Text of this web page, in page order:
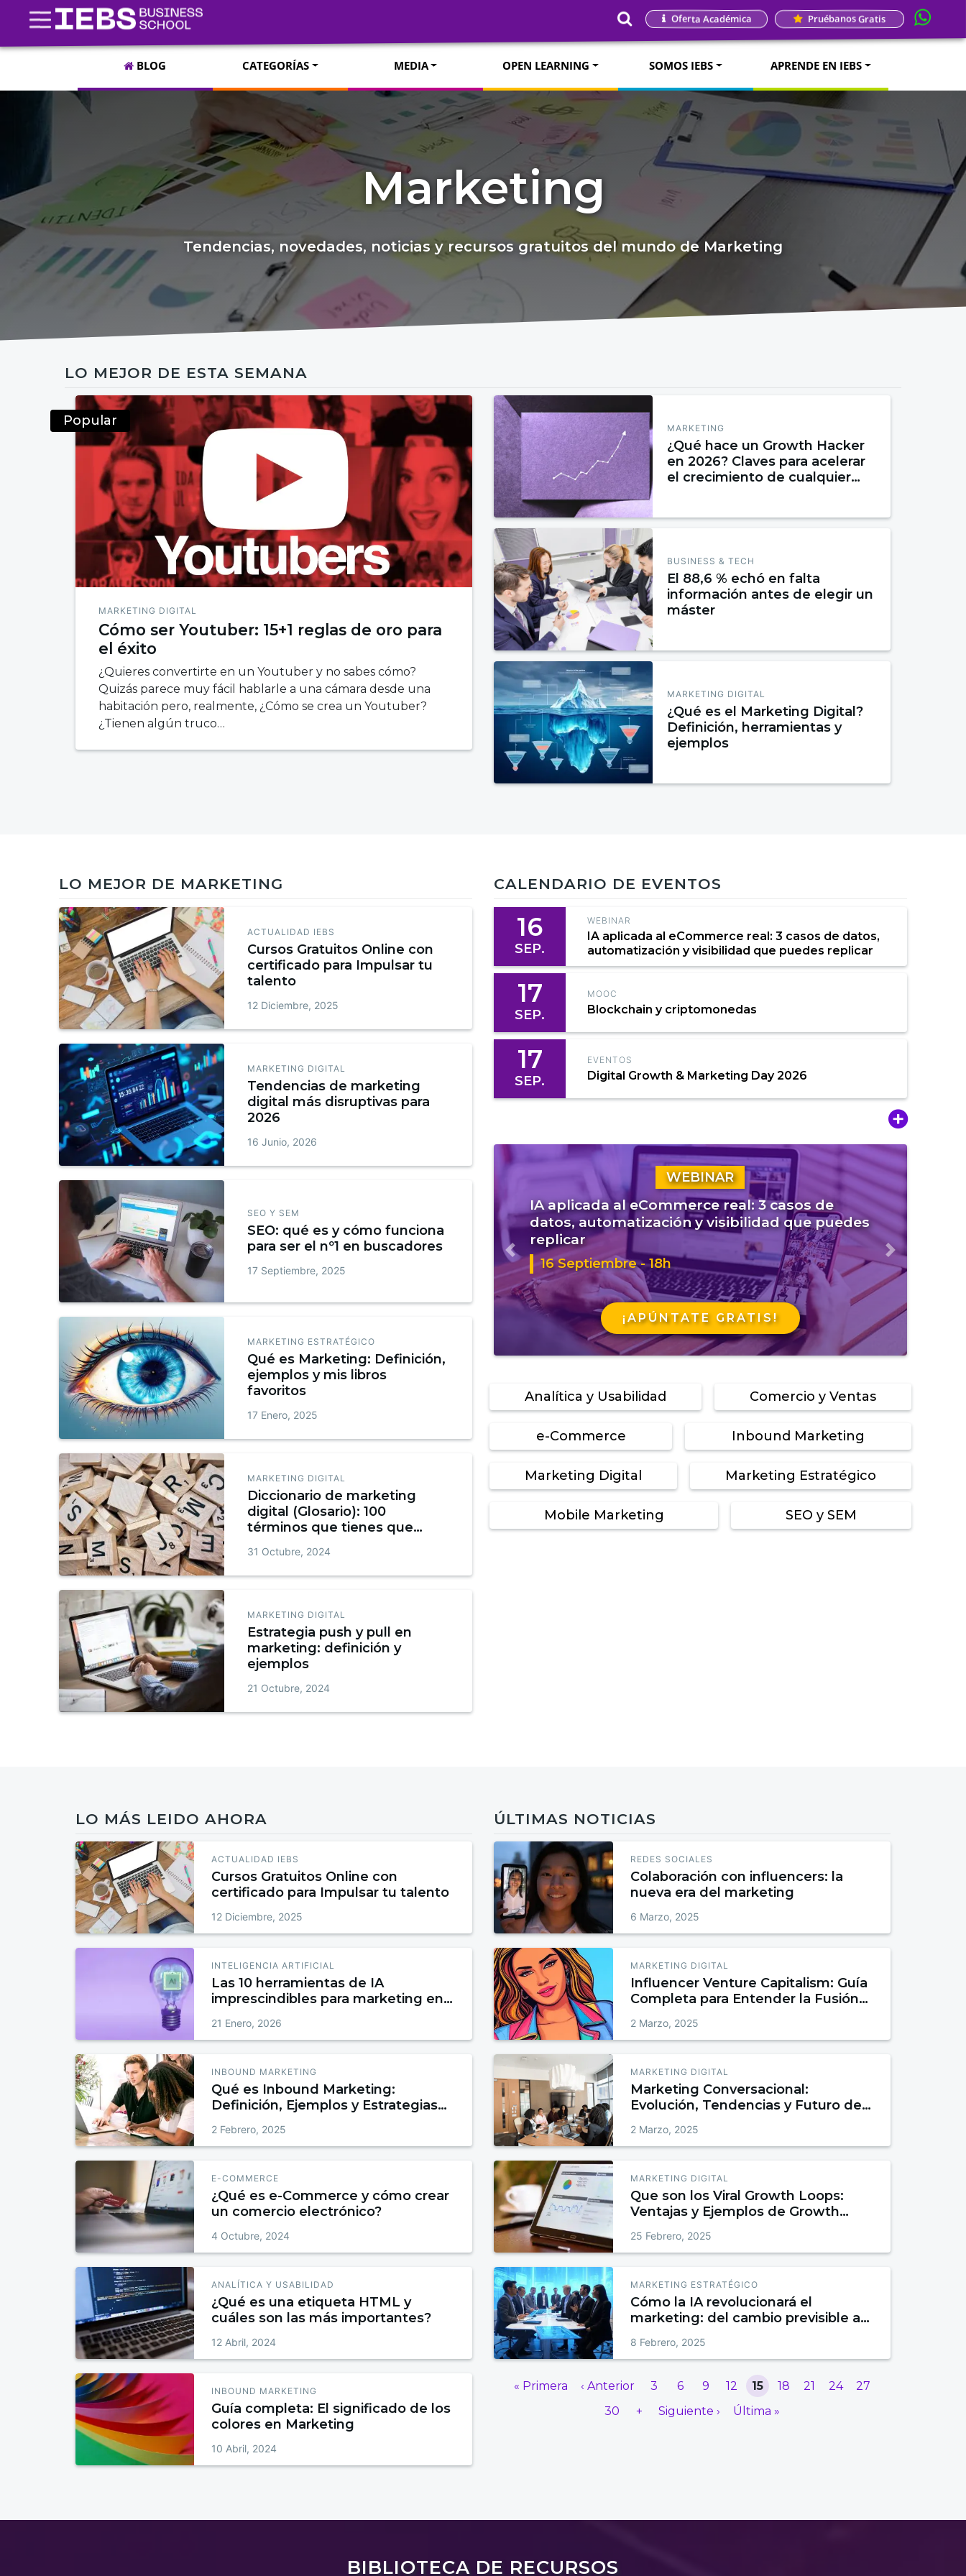
Oferta Académica Pruébanos Gratis
BLOG CATEGORÍAS MEDIA OPEN LEARNING SOMOS IEBS APRENDE EN IEBS
Marketing
Tendencias, novedades, noticias y recursos gratuitos del mundo de Marketing
LO MEJOR DE ESTA SEMANA
Popular
MARKETING DIGITAL
Cómo ser Youtuber: 15+1 reglas de oro para
el éxito
¿Quieres convertirte en un Youtuber y no sabes cómo?
Quizás parece muy fácil hablarle a una cámara desde una
habitación pero, realmente, ¿Cómo se crea un Youtuber?
¿Tienen algún truco…
MARKETING
¿Qué hace un Growth Hacker
en 2026? Claves para acelerar
el crecimiento de cualquier
BUSINESS & TECH
El 88,6 % echó en falta
información antes de elegir un
máster
MARKETING DIGITAL
¿Qué es el Marketing Digital?
Definición, herramientas y
ejemplos
LO MEJOR DE MARKETING
ACTUALIDAD IEBS
Cursos Gratuitos Online con
certificado para Impulsar tu
talento
12 Diciembre, 2025
MARKETING DIGITAL
Tendencias de marketing
digital más disruptivas para
2026
16 Junio, 2026
SEO Y SEM
SEO: qué es y cómo funciona
para ser el nº1 en buscadores
17 Septiembre, 2025
MARKETING ESTRATÉGICO
Qué es Marketing: Definición,
ejemplos y mis libros
favoritos
17 Enero, 2025
MARKETING DIGITAL
Diccionario de marketing
digital (Glosario): 100
términos que tienes que
31 Octubre, 2024
MARKETING DIGITAL
Estrategia push y pull en
marketing: definición y
ejemplos
21 Octubre, 2024
CALENDARIO DE EVENTOS
16
SEP.
WEBINAR
IA aplicada al eCommerce real: 3 casos de datos,
automatización y visibilidad que puedes replicar
17
SEP.
MOOC
Blockchain y criptomonedas
17
SEP.
EVENTOS
Digital Growth & Marketing Day 2026
WEBINAR
IA aplicada al eCommerce real: 3 casos de
datos, automatización y visibilidad que puedes
replicar
16 Septiembre - 18h
¡APÚNTATE GRATIS!
Anterior Siguiente
Analítica y Usabilidad Comercio y Ventas
e-Commerce Inbound Marketing
Marketing Digital Marketing Estratégico
Mobile Marketing SEO y SEM
LO MÁS LEIDO AHORA
ACTUALIDAD IEBS
Cursos Gratuitos Online con
certificado para Impulsar tu talento
12 Diciembre, 2025
INTELIGENCIA ARTIFICIAL
Las 10 herramientas de IA
imprescindibles para marketing en
21 Enero, 2026
INBOUND MARKETING
Qué es Inbound Marketing:
Definición, Ejemplos y Estrategias
2 Febrero, 2025
E-COMMERCE
¿Qué es e-Commerce y cómo crear
un comercio electrónico?
4 Octubre, 2024
ANALÍTICA Y USABILIDAD
¿Qué es una etiqueta HTML y
cuáles son las más importantes?
12 Abril, 2024
INBOUND MARKETING
Guía completa: El significado de los
colores en Marketing
10 Abril, 2024
ÚLTIMAS NOTICIAS
REDES SOCIALES
Colaboración con influencers: la
nueva era del marketing
6 Marzo, 2025
MARKETING DIGITAL
Influencer Venture Capitalism: Guía
Completa para Entender la Fusión
Influencia
2 Marzo, 2025
MARKETING DIGITAL
Marketing Conversacional:
Evolución, Tendencias y Futuro de
2 Marzo, 2025
MARKETING DIGITAL
Que son los Viral Growth Loops:
Ventajas y Ejemplos de Growth
25 Febrero, 2025
MARKETING ESTRATÉGICO
Cómo la IA revolucionará el
marketing: del cambio previsible a
8 Febrero, 2025
« Primera ‹ Anterior 3 6 9 12 15 18 21 24
27
30
+ Siguiente › Última »
BIBLIOTECA DE RECURSOS